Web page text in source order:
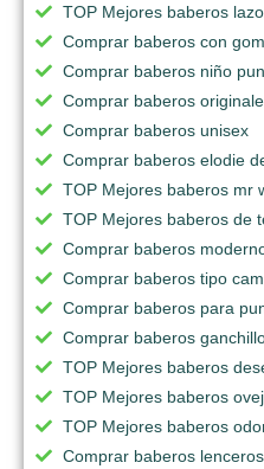
TOP Mejores baberos lazo
Comprar baberos con
Comprar baberos niño
Comprar baberos
Comprar baberos unisex
Comprar baberos elodie
TOP Mejores baberos mr
TOP Mejores baberos de
Comprar baberos
Comprar baberos tipo
Comprar baberos para
Comprar baberos
TOP Mejores baberos
TOP Mejores baberos
TOP Mejores baberos
Comprar baberos lenceros